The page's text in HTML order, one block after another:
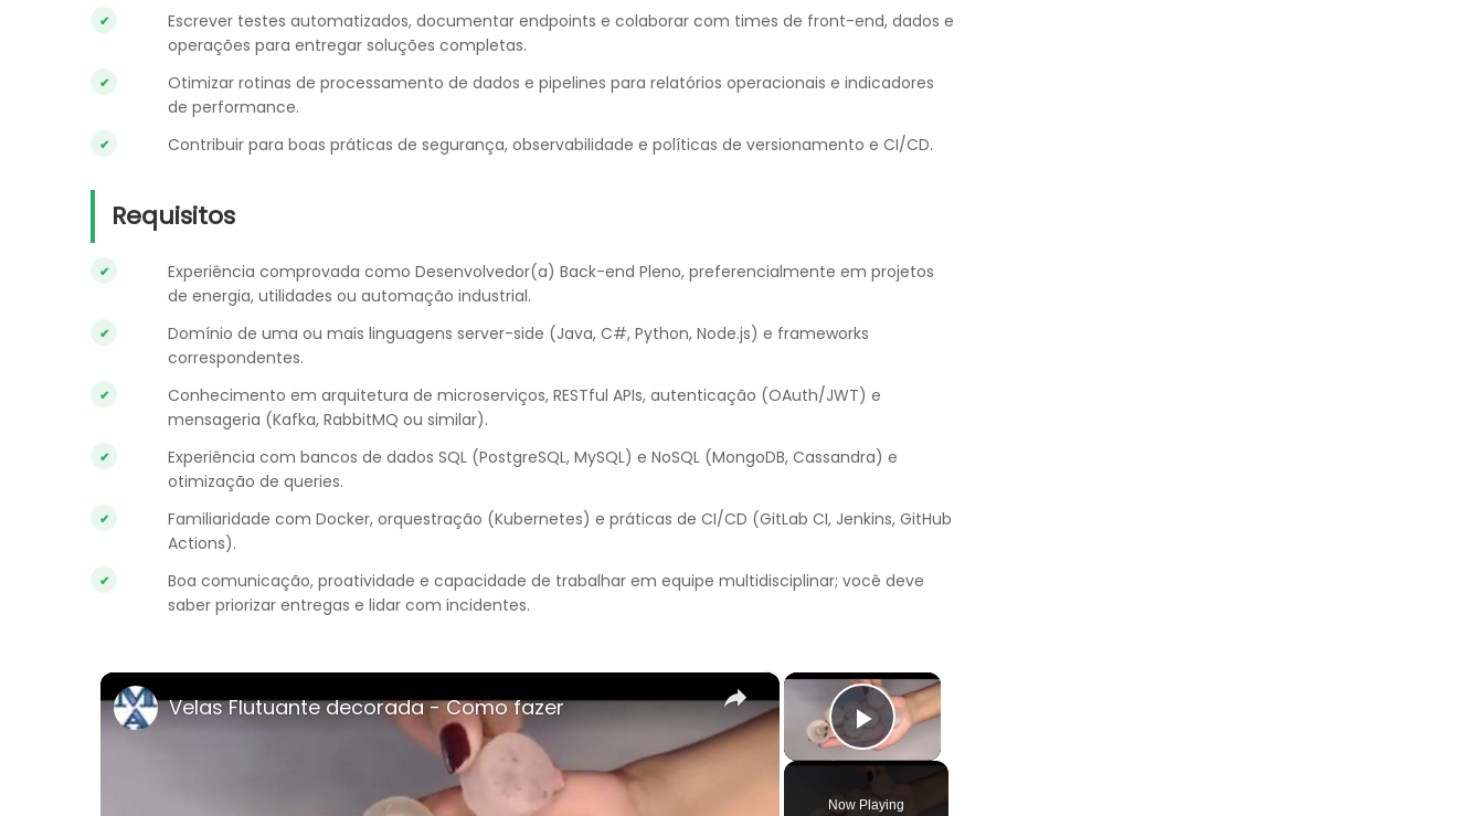
Escrever testes automatizados, documentar endpoints e colaborar com times de front-end, dados e
operações para entregar soluções completas.
Otimizar rotinas de processamento de dados e pipelines para relatórios operacionais e indicadores
de performance.
Contribuir para boas práticas de segurança, observabilidade e políticas de versionamento e CI/CD.
Requisitos
Experiência comprovada como Desenvolvedor(a) Back-end Pleno, preferencialmente em projetos
de energia, utilidades ou automação industrial.
Domínio de uma ou mais linguagens server-side (Java, C#, Python, Node.js) e frameworks
correspondentes.
Conhecimento em arquitetura de microserviços, RESTful APIs, autenticação (OAuth/JWT) e
mensageria (Kafka, RabbitMQ ou similar).
Experiência com bancos de dados SQL (PostgreSQL, MySQL) e NoSQL (MongoDB, Cassandra) e
otimização de queries.
Familiaridade com Docker, orquestração (Kubernetes) e práticas de CI/CD (GitLab CI, Jenkins, GitHub
Actions).
Boa comunicação, proatividade e capacidade de trabalhar em equipe multidisciplinar; você deve
saber priorizar entregas e lidar com incidentes.
×
Play Video
Now Playing
×
Velas Flutuante decorada - Como fazer